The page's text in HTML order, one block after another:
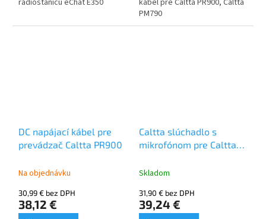
rádiostanicu eChat E350
kábel pre Caltta PR900, Caltta
PM790
DC napájací kábel pre
prevádzač Caltta PR900
Na objednávku
30,99 € bez DPH
38,12 €
Caltta slúchadlo s
mikrofónom pre Caltta
Skladom
31,90 € bez DPH
39,24 €